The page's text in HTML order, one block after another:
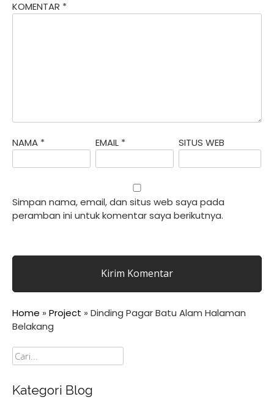
KOMENTAR *
NAMA * EMAIL * SITUS WEB
Simpan nama, email, dan situs web saya pada
peramban ini untuk komentar saya berikutnya.
Home » Project » Dinding Pagar Batu Alam Halaman
Belakang
Cari
Kategori Blog